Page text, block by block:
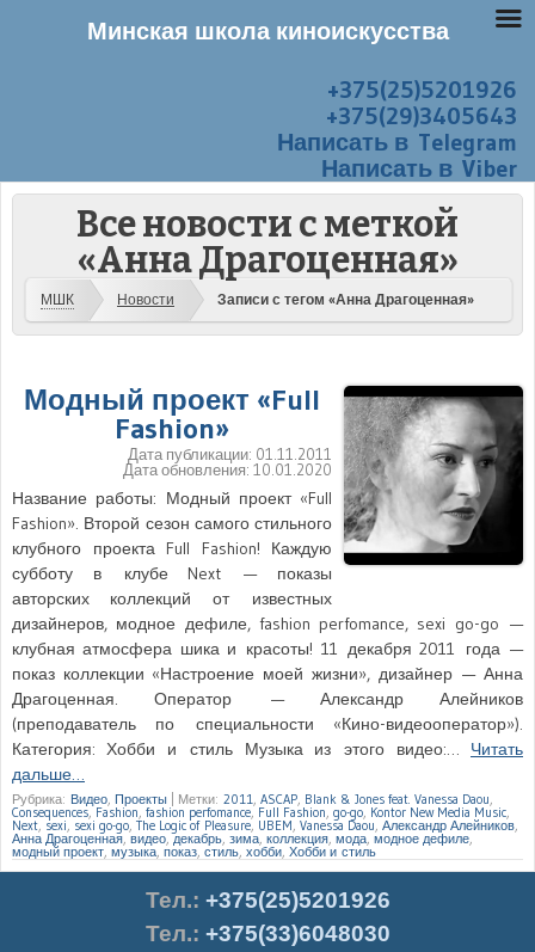
+375(25)5201926
+375(29)3405643
Написать в Telegram
Написать в Viber
Все новости с меткой
«Анна Драгоценная»
МШК Новости Записи с тегом «Анна Драгоценная»
Модный проект «Full
Fashion»
Дата публикации: 01.11.2011
Дата обновления: 10.01.2020
Название работы: Модный проект «Full
Fashion». Второй сезон самого стильного
клубного проекта Full Fashion! Каждую
субботу в клубе Next — показы
авторских коллекций от известных
дизайнеров, модное дефиле, fashion perfomance, sexi go-go —
клубная атмосфера шика и красоты! 11 декабря 2011 года —
показ коллекции «Настроение моей жизни», дизайнер — Анна
Драгоценная. Оператор — Александр Алейников
(преподаватель по специальности «Кино-видеооператор»).
Категория: Хобби и стиль Музыка из этого видео:… Читать
дальше…
Рубрика: Видео Проекты Метки: 2011 ASCAP Blank & Jones feat. Vanessa Daou
Consequences ,Fashion fashion perfomance, Full Fashion go-go Kontor New Media Music
Next sexi sexi go-go The Logic of Pleasure, UBEM Vanessa Daou Александр Алейников
Анна Драгоценная ,видео ,декабрь зима коллекция мода модное дефиле
модный проект музыка показ стиль хобби Хобби и стиль
Тел.: +375(25)5201926
Тел.: +375(33)6048030
Минская школа киноискусства